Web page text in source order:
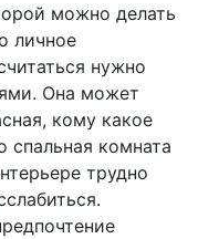
можно делать
личное
нужно
Она может
кому какое
спальная комната
трудно